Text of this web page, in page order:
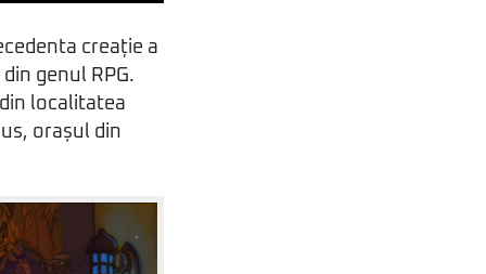
creație a
genul RPG.
localitatea
orașul din